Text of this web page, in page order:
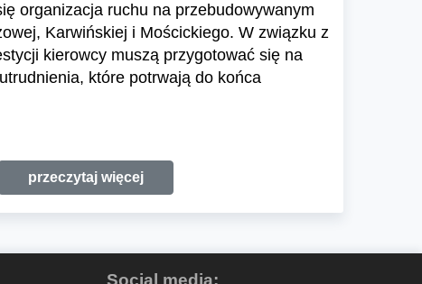
organizacja ruchu na przebudowywanym
Karwińskiej i Mościckiego. W związku z
kierowcy muszą przygotować się na
które potrwają do końca
przeczytaj więcej
Social media: